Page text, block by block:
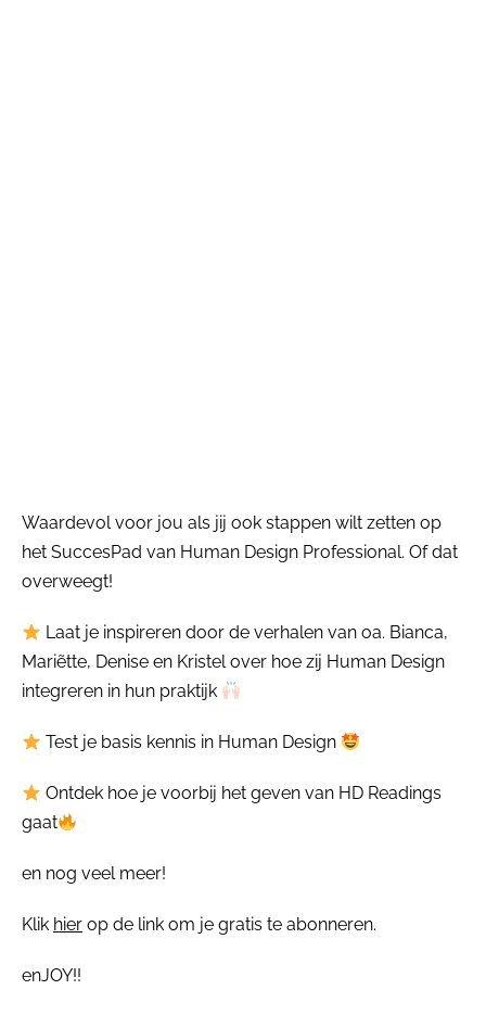
Waardevol voor jou als jij ook stappen wilt zetten op
het SuccesPad van Human Design Professional. Of dat
overweegt!
Laat je inspireren door de verhalen van oa. Bianca,
Mariẽtte, Denise en Kristel over hoe zij Human Design
integreren in hun praktijk
Test je basis kennis in Human Design
Ontdek hoe je voorbij het geven van HD Readings
gaat
en nog veel meer!
Klik hier op de link om je gratis te abonneren.
enJOY!!